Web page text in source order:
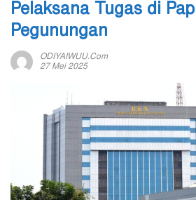
Pelaksana Tugas di
Pegunungan
ODIYAIWUU.com
27 Mei 2025